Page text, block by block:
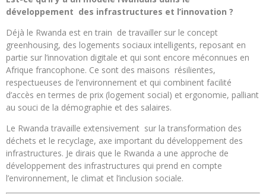
développement des infrastructures et l’innovation ?
Déjà le Rwanda est en train de travailler sur le concept
greenhousing, des logements sociaux intelligents, reposant en
partie sur l’innovation digitale et qui sont encore méconnues en
Afrique francophone. Ce sont des maisons résilientes,
respectueuses de l’environnement et qui combinent facilité
d’accès en termes de prix (logement social) et ergonomie, palliant
au souci de la démographie et des salaires.
Le Rwanda travaille extensivement sur la transformation des
déchets et le recyclage, axe important du développement des
infrastructures. Je dirais que le Rwanda a une approche de
développement des infrastructures qui prend en compte
l’environnement, le climat et l’inclusion sociale.